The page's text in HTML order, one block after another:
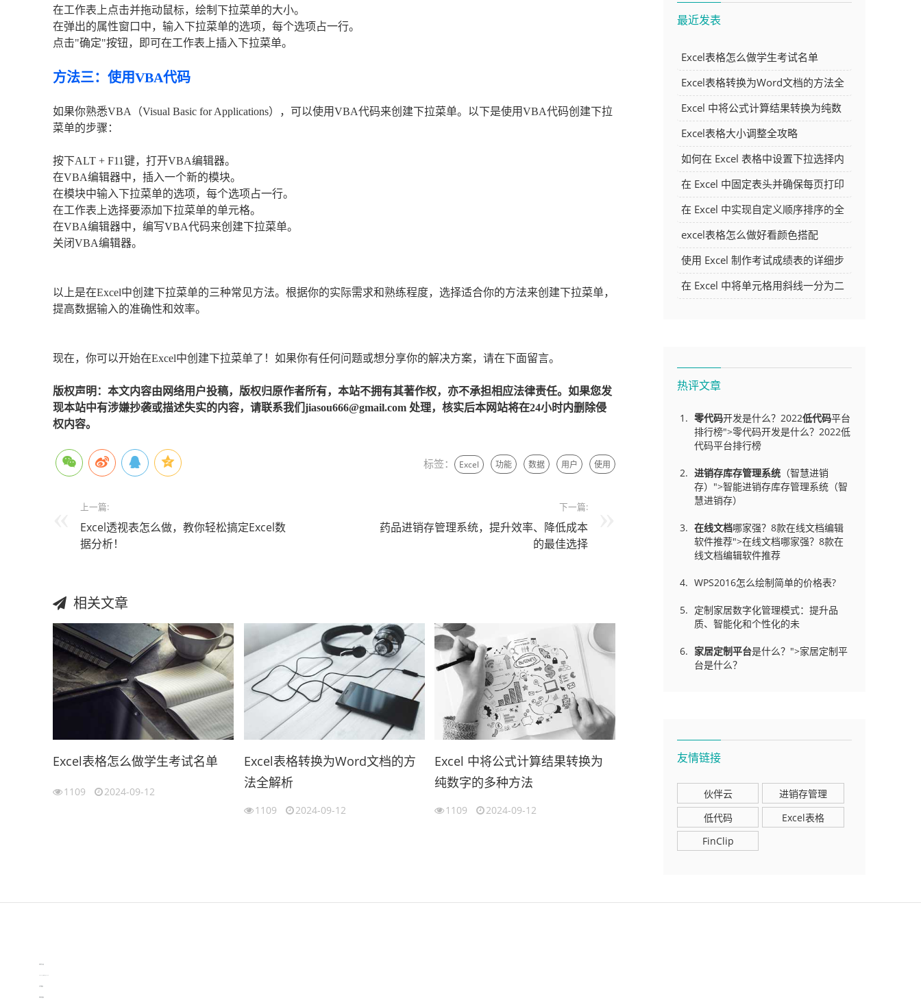
在工作表上点击并拖动鼠标，绘制下拉菜单的大小。
在弹出的属性窗口中，输入下拉菜单的选项，每个选项占一行。
点击"确定"按钮，即可在工作表上插入下拉菜单。
方法三：使用VBA代码
如果你熟悉VBA（Visual Basic for Applications），可以使用VBA代码来创建下拉菜单。以下是使用VBA代码创建下拉
菜单的步骤：
按下ALT + F11键，打开VBA编辑器。
在VBA编辑器中，插入一个新的模块。
在模块中输入下拉菜单的选项，每个选项占一行。
在工作表上选择要添加下拉菜单的单元格。
在VBA编辑器中，编写VBA代码来创建下拉菜单。
关闭VBA编辑器。
以上是在Excel中创建下拉菜单的三种常见方法。根据你的实际需求和熟练程度，选择适合你的方法来创建下拉菜单，
提高数据输入的准确性和效率。
现在，你可以开始在Excel中创建下拉菜单了！如果你有任何问题或想分享你的解决方案，请在下面留言。
版权声明：本文内容由网络用户投稿，版权归原作者所有，本站不拥有其著作权，亦不承担相应法律责任。如果您发
现本站中有涉嫌抄袭或描述失实的内容，请联系我们jiasou666@gmail.com 处理，核实后本网站将在24小时内删除侵
权内容。
标签： Excel 功能 数据 用户 使用
上一篇:
Excel透视表怎么做，教你轻松搞定Excel数
据分析！
下一篇:
药品进销存管理系统，提升效率、降低成本
的最佳选择
相关文章
Excel表格怎么做学生考试名单
1109 2024-09-12
Excel表格转换为Word文档的方
法全解析
1109 2024-09-12
Excel 中将公式计算结果转换为
纯数字的多种方法
1109 2024-09-12
最近发表
Excel表格怎么做学生考试名单
Excel表格转换为Word文档的方法全
解析
Excel 中将公式计算结果转换为纯数
字的多种方法
Excel表格大小调整全攻略
如何在 Excel 表格中设置下拉选择内
容
在 Excel 中固定表头并确保每页打印
时都显示表头的方法详解
在 Excel 中实现自定义顺序排序的全
面指南
excel表格怎么做好看颜色搭配
使用 Excel 制作考试成绩表的详细步
骤及技巧
在 Excel 中将单元格用斜线一分为二
热评文章
零代码开发是什么？2022低代码平台
排行榜">零代码开发是什么？2022低
代码平台排行榜
进销存库存管理系统 （智慧进销
存）">智能进销存库存管理系统（智
慧进销存）
在线文档哪家强？8款在线文档编辑
软件推荐">在线文档哪家强？8款在
线文档编辑软件推荐
WPS2016怎么绘制简单的价格表?
定制家居数字化管理模式：提升品
质、智能化和个性化的未
家居定制平台是什么？">家居定制平
台是什么？
友情链接
伙伴云
进销存管理
低代码
Excel表格
FinClip